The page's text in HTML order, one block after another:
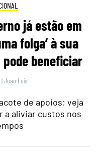
já estão em
folga’ à sua
beneficiar
|João Luís
de apoios: veja
a aliviar custos nos